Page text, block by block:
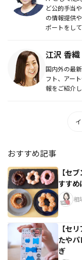
ど公的手当
の情報提供
ポートをして
江沢 香織
国内外の最
フト、アー
報をご紹介し
おすすめ記事
【セ
すすめ
相
【セ
たや
ぎ